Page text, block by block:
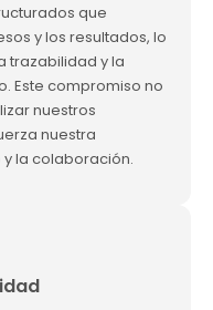
que
y los resultados, lo
trazabilidad y la
Este compromiso no
nuestros
nuestra
la colaboración.